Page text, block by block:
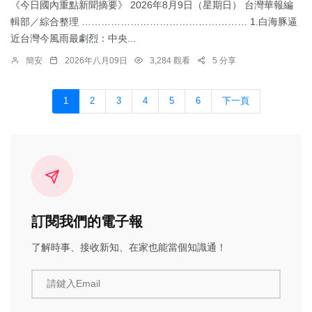
《今日國內重點新聞摘要》 2026年8月9日（星期日） 台灣華報編
輯部／綜合整理 …………………………………………… 1.白海豚逼
近台灣今風雨最劇烈：中央...
簡安 2026年八月09日 3,284 觀看 5 分享
1 2 3 4 5 6 下一頁
訂閱我們的電子報
了解時事、接收新知、在家也能當個知識通！
請鍵入Email